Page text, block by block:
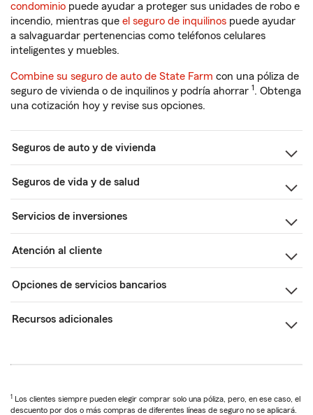
condominio puede ayudar a proteger sus unidades de robo e
incendio, mientras que el seguro de inquilinos puede ayudar
a salvaguardar pertenencias como teléfonos celulares
inteligentes y muebles.
Combine su seguro de auto de State Farm con una póliza de
seguro de vivienda o de inquilinos y podría ahorrar 1. Obtenga
una cotización hoy y revise sus opciones.
Seguros de auto y de vivienda
Seguros de vida y de salud
Servicios de inversiones
Atención al cliente
Opciones de servicios bancarios
Recursos adicionales
1 Los clientes siempre pueden elegir comprar solo una póliza, pero, en ese caso, el
descuento por dos o más compras de diferentes líneas de seguro no se aplicará.